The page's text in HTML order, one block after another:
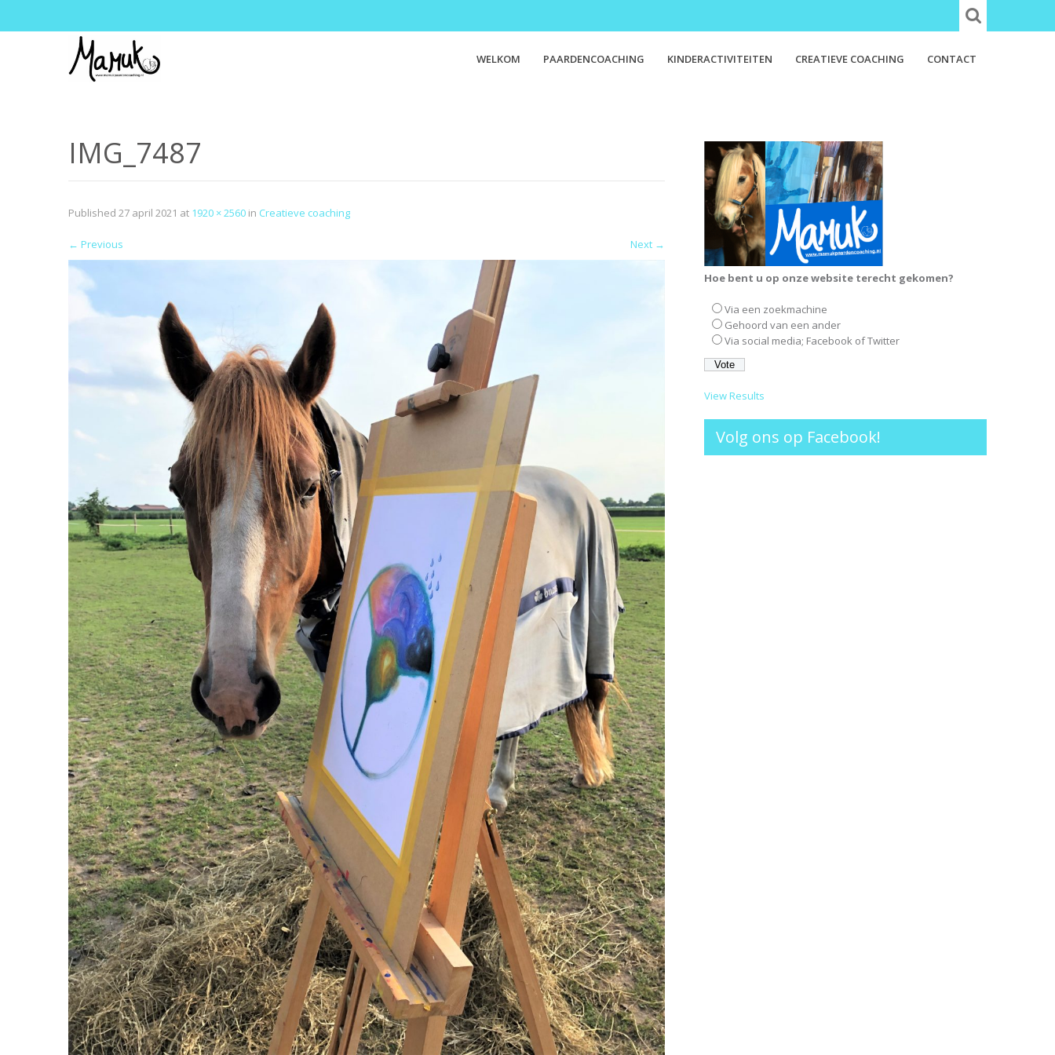
WELKOM PAARDENCOACHING KINDERACTIVITEITEN CREATIEVE COACHING CONTACT
IMG_7487
Published 27 april 2021 at 1920 × 2560 in Creatieve coaching
← Previous Next →
Hoe bent u op onze website terecht gekomen?
Via een zoekmachine
Gehoord van een ander
Via social media; Facebook of Twitter
View Results
Volg ons op Facebook!